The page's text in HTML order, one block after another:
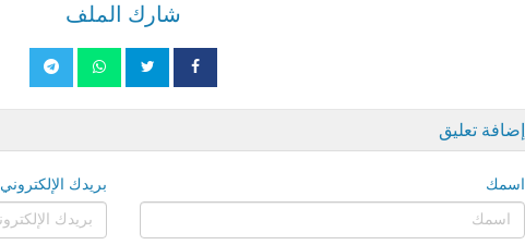
شارك الملف
إضافة تعليق
اسمك بريدك الإلكتروني